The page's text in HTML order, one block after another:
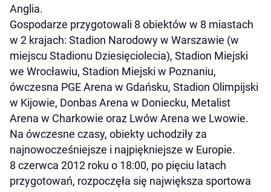
Anglia.
Gospodarze przygotowali 8 obiektów w 8 miastach
w 2 krajach: Stadion Narodowy w Warszawie (w
miejscu Stadionu Dziesięciolecia), Stadion Miejski
we Wrocławiu, Stadion Miejski w Poznaniu,
ówczesna PGE Arena w Gdańsku, Stadion Olimpijski
w Kijowie, Donbas Arena w Doniecku, Metalist
Arena w Charkowie oraz Lwów Arena we Lwowie.
Na ówczesne czasy, obiekty uchodziły za
najnowocześniejsze i najpiękniejsze w Europie.
8 czerwca 2012 roku o 18:00, po pięciu latach
przygotowań, rozpoczęła się największa sportowa